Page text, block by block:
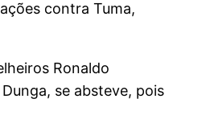
contra Tuma,
Ronaldo
se absteve, pois